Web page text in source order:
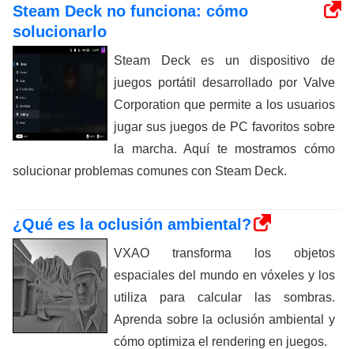
Steam Deck no funciona: cómo
solucionarlo
Steam Deck es un dispositivo de
juegos portátil desarrollado por Valve
Corporation que permite a los usuarios
jugar sus juegos de PC favoritos sobre
la marcha. Aquí te mostramos cómo
solucionar problemas comunes con Steam Deck.
¿Qué es la oclusión ambiental?
VXAO transforma los objetos
espaciales del mundo en vóxeles y los
utiliza para calcular las sombras.
Aprenda sobre la oclusión ambiental y
cómo optimiza el rendering en juegos.